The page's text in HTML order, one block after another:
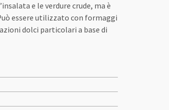
e le verdure crude, ma è
essere utilizzato con formaggi
dolci particolari a base di